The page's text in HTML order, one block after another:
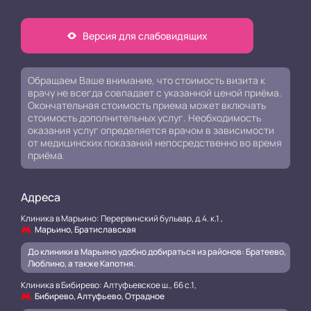
Версия для слабовидящих
Обращаем Ваше внимание, что стоимость визита к
врачу не всегда совпадает с указанной ценой приёма.
Окончательная стоимость приема может включать
стоимость дополнительных услуг. Необходимость
оказания услуг определяется врачом в зависимости
от медицинских показаний непосредственно во время
приёма.
Адреса
Клиника в Марьино: Перервинский бульвар, д.4. к.1 ,
Марьино, Братиславская
До клиники в Марьино удобно добираться из районов: Братеево,
Люблино, а также Капотня.
Клиника в Бибирево: Алтуфьевское ш., 66 с.1,
Бибирево, Алтуфьево, Отрадное